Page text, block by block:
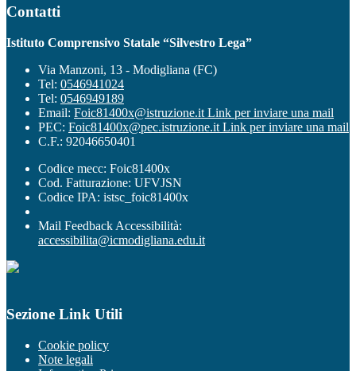
Contatti
Istituto Comprensivo Statale “Silvestro Lega”
Via Manzoni, 13 - Modigliana (FC)
Tel: 0546941024
Tel: 0546949189
Email: Foic81400x@istruzione.it Link per inviare una mail
PEC: Foic81400x@pec.istruzione.it Link per inviare una mail
C.F.: 92046650401
Codice mecc: Foic81400x
Cod. Fatturazione: UFVJSN
Codice IPA: istsc_foic81400x
Mail Feedback Accessibilità:
accessibilita@icmodigliana.edu.it
Sezione Link Utili
Cookie policy
Note legali